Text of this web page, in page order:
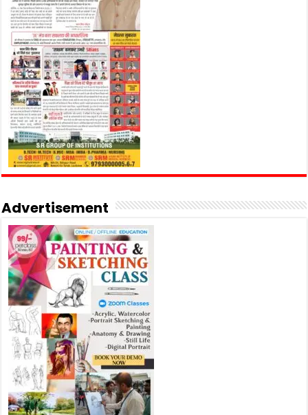
Advertisement